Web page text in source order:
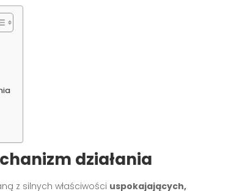
działania
z silnych właściwości uspokajających,